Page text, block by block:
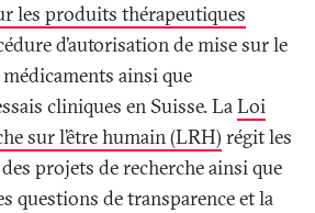
les produits thérapeutiques
d’autorisation de mise sur le
ainsi que
cliniques en Suisse. LaLoi
sur l’être humain (LRH) régit les
projets de recherche ainsi que
questions de transparence et la